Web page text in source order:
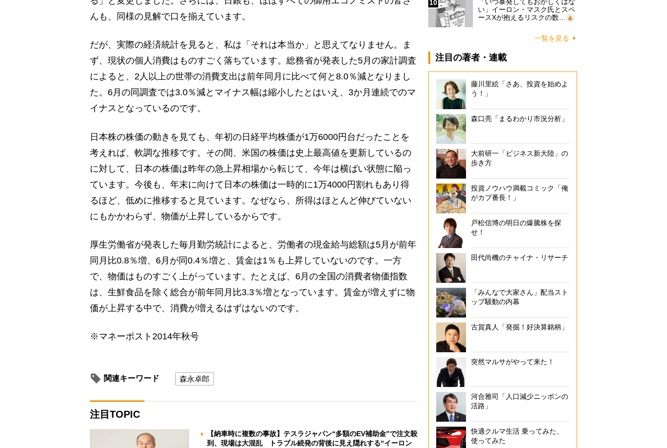
んも、同様の見解で口を揃えています。
だが、実際の経済統計を見ると、私は「それは本当か」と思えてなりません。ま
ず、現状の個人消費はものすごく落ちています。総務省が発表した5月の家計調査
によると、2人以上の世帯の消費支出は前年同月に比べて何と8.0％減となりまし
た。6月の同調査では3.0％減とマイナス幅は縮小したとはいえ、3か月連続でのマ
イナスとなっているのです。
日本株の株価の動きを見ても、年初の日経平均株価が1万6000円台だったことを
考えれば、軟調な推移です。その間、米国の株価は史上最高値を更新しているの
に対して、日本の株価は昨年の急上昇相場から転じて、今年は横ばい状態に陥っ
ています。今後も、年末に向けて日本の株価は一時的に1万4000円割れもあり得
るほど、低めに推移すると見ています。なぜなら、所得はほとんど伸びていない
にもかかわらず、物価が上昇しているからです。
厚生労働省が発表した毎月勤労統計によると、労働者の現金給与総額は5月が前年
同月比0.8％増、6月が同0.4％増と、賃金は1％も上昇していないのです。一方
で、物価はものすごく上がっています。たとえば、6月の全国の消費者物価指数
は、生鮮食品を除く総合が前年同月比3.3％増となっています。賃金が増えずに物
価が上昇する中で、消費が増えるはずはないのです。
※マネーポスト2014年秋号
関連キーワード 森永卓郎
注目TOPIC
【納車時に複数の事故】テスラジャパン“多額のEV補助金”で注文殺
到、現場は大混乱 トラブル続発の背後に見え隠れする“イーロン
10
い」イーロン・マスク氏とスペ
ースXが抱えるリスクの数…
一覧を見る
注目の著者・連載
藤川里絵「さあ、投資を始めよ
う！」
森口亮「まるわかり市況分析」
大前研一「ビジネス新大陸」の
歩き方
投資ノウハウ満載コミック「俺
がカブ番長！」
戸松信博の明日の爆騰株を探
せ！
田代尚機のチャイナ・リサーチ
「みんなで大家さん」配当スト
ップ騒動の内幕
古賀真人「発掘！好決算銘柄」
突然マルサがやって来た！
河合雅司「人口減少ニッポンの
活路」
快適クルマ生活 乗ってみた、
使ってみた